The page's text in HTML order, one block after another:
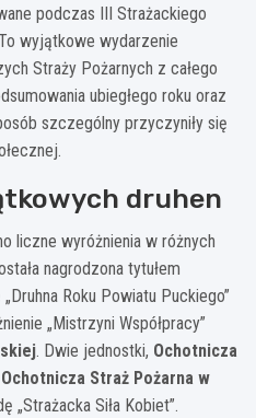
podczas III Strażackiego
wyjątkowe wydarzenie
Straży Pożarnych z całego
ubiegłego roku oraz
szczególny przyczyniły się
druhen
liczne wyróżnienia w różnych
nagrodzona tytułem
Roku Powiatu Puckiego”
„Mistrzyni Współpracy”
. Dwie jednostki, Ochotnicza
Ochotnicza Straż Pożarna w
„Strażacka Siła Kobiet”.